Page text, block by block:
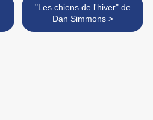
"Les chiens de l'hiver" de
Dan Simmons >